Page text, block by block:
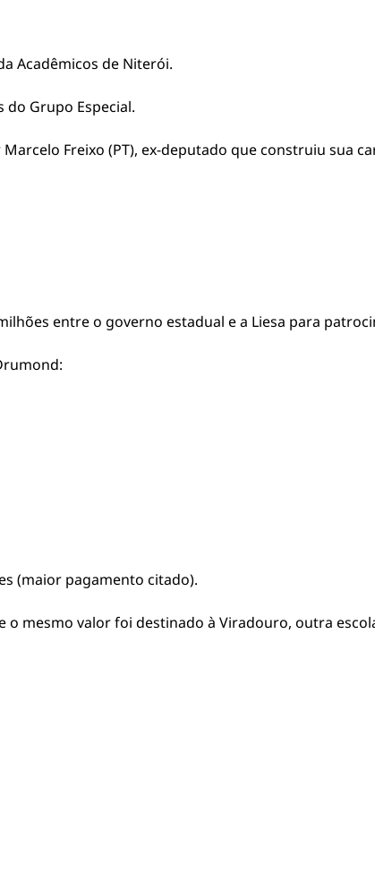
Acadêmicos de Niterói.
do Grupo Especial.
Freixo (PT), ex-deputado que construiu sua
entre o governo estadual e a Liesa para
(maior pagamento citado).
o mesmo valor foi destinado à Viradouro, outra